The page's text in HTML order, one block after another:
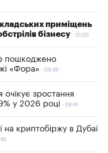
приміщень
бізнесу
10:00
пошкоджено
«Фора»
09:49
очікує зростання
у 2026 році
09:41
на криптобіржу в Дубаї